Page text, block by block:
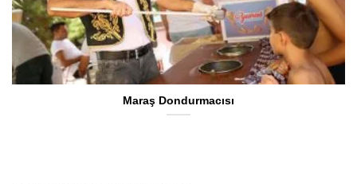
Maraş Dondurmacısı